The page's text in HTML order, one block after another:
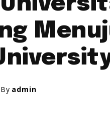
By admin